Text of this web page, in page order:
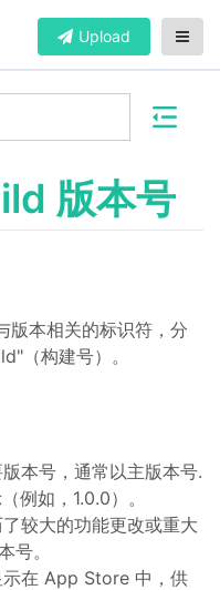
Upload
版本号
版本相关的标识符，分
（构建号）。
本号，通常以主版本号.
例如，1.0.0）。
较大的功能更改或重大
号。
示在 App Store 中，供